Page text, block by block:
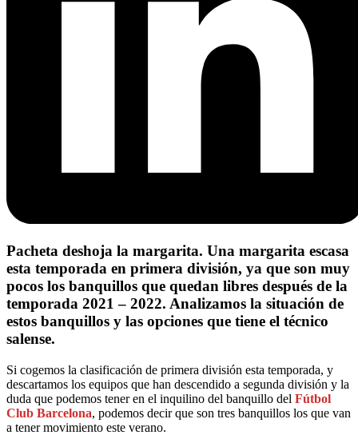
Pacheta deshoja la margarita. Una margarita escasa
esta temporada en primera división, ya que son muy
pocos los banquillos que quedan libres después de la
temporada 2021 – 2022. Analizamos la situación de
estos banquillos y las opciones que tiene el técnico
salense.
Si cogemos la clasificación de primera división esta temporada, y
descartamos los equipos que han descendido a segunda división y la
duda que podemos tener en el inquilino del banquillo del Fútbol
Club Barcelona, podemos decir que son tres banquillos los que van
a tener movimiento este verano.